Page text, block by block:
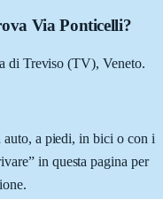
Via Ponticelli?
di Treviso (TV), Veneto.
a piedi, in bici o con i
in questa pagina per